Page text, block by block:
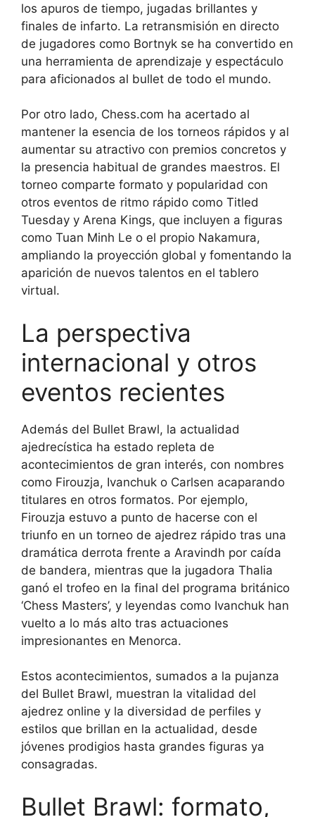
los apuros de tiempo, jugadas brillantes y
finales de infarto. La retransmisión en directo
de jugadores como Bortnyk se ha convertido en
una herramienta de aprendizaje y espectáculo
para aficionados al bullet de todo el mundo.
Por otro lado, Chess.com ha acertado al
mantener la esencia de los torneos rápidos y al
aumentar su atractivo con premios concretos y
la presencia habitual de grandes maestros. El
torneo comparte formato y popularidad con
otros eventos de ritmo rápido como Titled
Tuesday y Arena Kings, que incluyen a figuras
como Tuan Minh Le o el propio Nakamura,
ampliando la proyección global y fomentando la
aparición de nuevos talentos en el tablero
virtual.
La perspectiva
internacional y otros
eventos recientes
Además del Bullet Brawl, la actualidad
ajedrecística ha estado repleta de
acontecimientos de gran interés, con nombres
como Firouzja, Ivanchuk o Carlsen acaparando
titulares en otros formatos. Por ejemplo,
Firouzja estuvo a punto de hacerse con el
triunfo en un torneo de ajedrez rápido tras una
dramática derrota frente a Aravindh por caída
de bandera, mientras que la jugadora Thalia
ganó el trofeo en la final del programa británico
‘Chess Masters’, y leyendas como Ivanchuk han
vuelto a lo más alto tras actuaciones
impresionantes en Menorca.
Estos acontecimientos, sumados a la pujanza
del Bullet Brawl, muestran la vitalidad del
ajedrez online y la diversidad de perfiles y
estilos que brillan en la actualidad, desde
jóvenes prodigios hasta grandes figuras ya
consagradas.
Bullet Brawl: formato,